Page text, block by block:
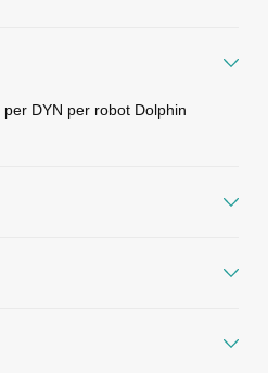
DYN per robot Dolphin